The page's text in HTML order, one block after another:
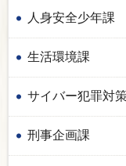
人身安全少年課
生活環境課
サイバー犯罪対
刑事企画課